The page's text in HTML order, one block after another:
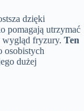
dzięki
pomagają utrzymać
wygląd fryzury. Ten
osobistych
dużej